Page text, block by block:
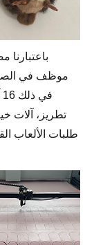
موظف في
تطريز، آلات
طلبات الألعاب